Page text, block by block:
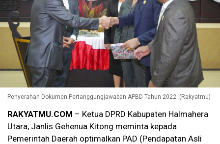
Penyerahan Dokumen Pertanggungjawaban APBD Tahun 2022. (Rakyatmu)
RAKYATMU.COM – Ketua DPRD Kabupaten Halmahera
Utara, Janlis Gehenua Kitong meminta kepada
Pemerintah Daerah optimalkan PAD (Pendapatan Asli